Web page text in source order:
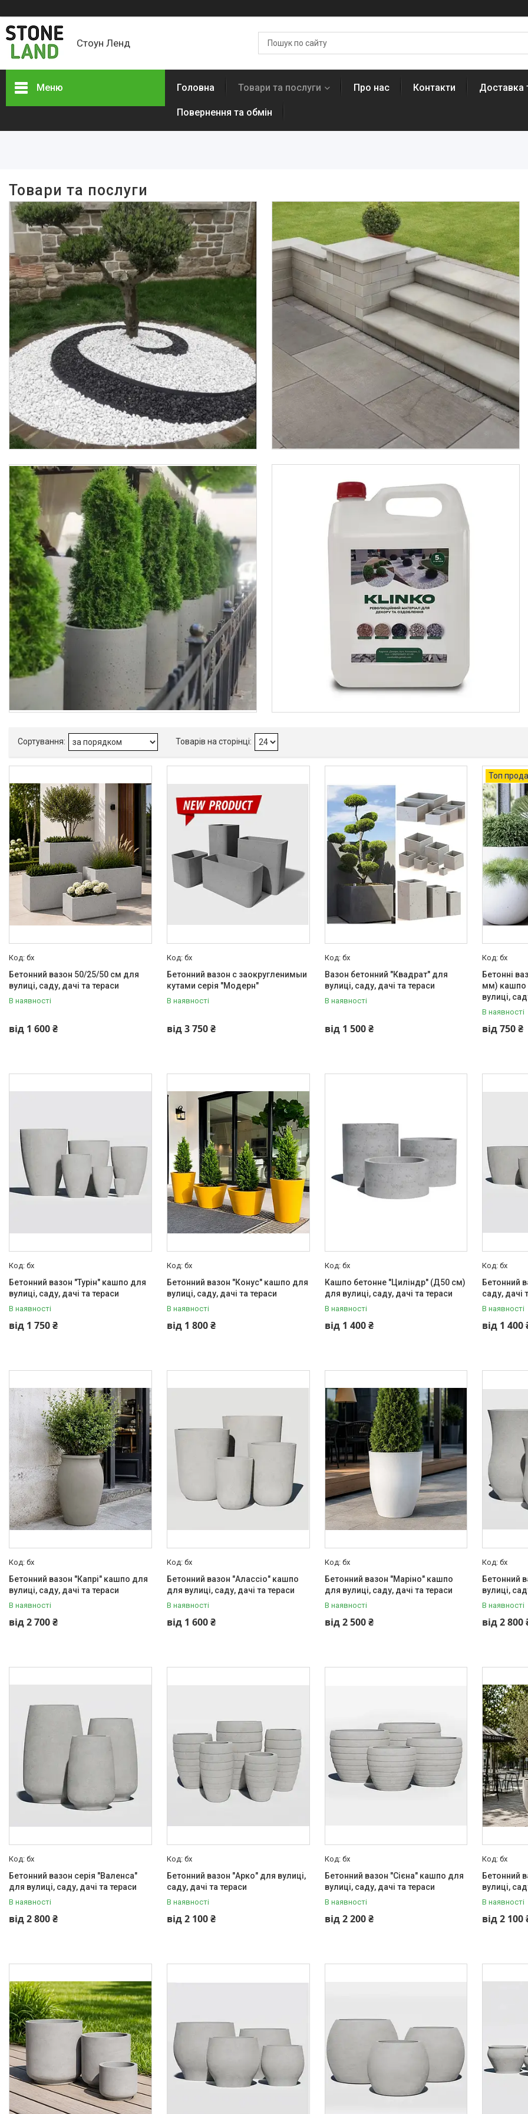
Стоун Ленд
Меню
Так 619
Виробник
Власне виробництво 27
Головна Товари та послуги Про нас Контакти Доставка
Повернення та обмін
Товари та послуги
бх
Бетонний вазон 50/25/50 см для
вулиці, саду, дачі та тераси
В наявності
від 1 600 ₴
бх
Бетонний вазон с заокругленимыи
кутами серія "Модерн"
В наявності
від 3 750 ₴
бх
Вазон бетонний "Квадрат" для
вулиці, саду, дачі та тераси
В наявності
від 1 500 ₴
Топ
бх
Бетонні
мм) кашпо
вулиці,
В наявності
від 750 ₴
бх
Бетонний вазон "Турін" кашпо для
вулиці, саду, дачі та тераси
В наявності
від 1 750 ₴
бх
Бетонний вазон "Конус" кашпо для
вулиці, саду, дачі та тераси
В наявності
від 1 800 ₴
бх
Кашпо бетонне "Циліндр" (Д50 см)
для вулиці, саду, дачі та тераси
В наявності
від 1 400 ₴
бх
Бетонний
саду, дачі
В наявності
від 1 400
бх
Бетонний вазон "Капрі" кашпо для
вулиці, саду, дачі та тераси
В наявності
від 2 700 ₴
бх
Бетонний вазон "Алассіо" кашпо
для вулиці, саду, дачі та тераси
В наявності
від 1 600 ₴
бх
Бетонний вазон "Маріно" кашпо
для вулиці, саду, дачі та тераси
В наявності
від 2 500 ₴
бх
Бетонний
вулиці,
В наявності
від 2 800
бх
Бетонний вазон серія "Валенса"
для вулиці, саду, дачі та тераси
В наявності
від 2 800 ₴
бх
Бетонний вазон "Арко" для вулиці,
саду, дачі та тераси
В наявності
від 2 100 ₴
бх
Бетонний вазон "Сієна" кашпо для
вулиці, саду, дачі та тераси
В наявності
від 2 200 ₴
бх
Бетонний
вулиці,
В наявності
від 2 100